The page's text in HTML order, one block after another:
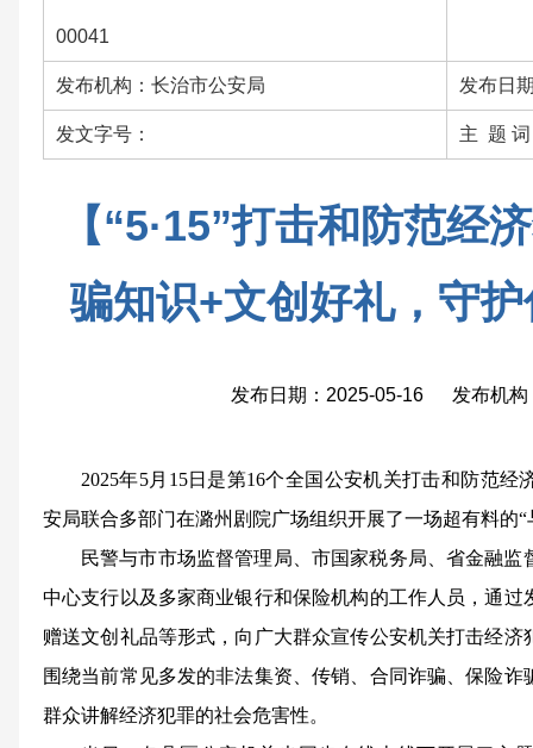
00041
发布机构：长治市公安局 发布日
发文字号： 主 题 词
【“5·15”打击和防范经
骗知识+文创好礼，守
发布日期：2025-05-16 发布机构
2025年5月15日是第16个全国公安机关打击和防范
安局联合多部门在潞州剧院广场组织开展了一场超有料的
民警与市市场监督管理局、市国家税务局、省金融
中心支行以及多家商业银行和保险机构的工作人员，通
赠送文创礼品等形式，向广大群众宣传公安机关打击经
围绕当前常见多发的非法集资、传销、合同诈骗、保险
群众讲解经济犯罪的社会危害性。